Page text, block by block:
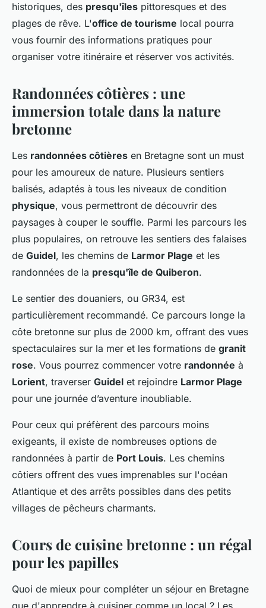
historiques, des presqu'îles pittoresques et des
plages de rêve. L'office de tourisme local pourra
vous fournir des informations pratiques pour
organiser votre itinéraire et réserver vos activités.
Randonnées côtières : une
immersion totale dans la nature
bretonne
Les randonnées côtières en Bretagne sont un must
pour les amoureux de nature. Plusieurs sentiers
balisés, adaptés à tous les niveaux de condition
physique, vous permettront de découvrir des
paysages à couper le souffle. Parmi les parcours les
plus populaires, on retrouve les sentiers des falaises
de Guidel, les chemins de Larmor Plage et les
randonnées de la presqu'île de Quiberon.
Le sentier des douaniers, ou GR34, est
particulièrement recommandé. Ce parcours longe la
côte bretonne sur plus de 2000 km, offrant des vues
spectaculaires sur la mer et les formations de granit
rose. Vous pourrez commencer votre randonnée à
Lorient, traverser Guidel et rejoindre Larmor Plage
pour une journée d’aventure inoubliable.
Pour ceux qui préfèrent des parcours moins
exigeants, il existe de nombreuses options de
randonnées à partir de Port Louis. Les chemins
côtiers offrent des vues imprenables sur l'océan
Atlantique et des arrêts possibles dans des petits
villages de pêcheurs charmants.
Cours de cuisine bretonne : un régal
pour les papilles
Quoi de mieux pour compléter un séjour en Bretagne